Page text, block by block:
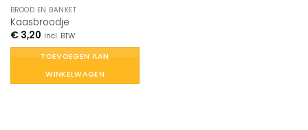
BROOD EN BANKET
Kaasbroodje
€3,20 Incl. BTW
TOEVOEGEN AAN
WINKELWAGEN